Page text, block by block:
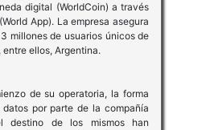
digital (WorldCoin) a través
App). La empresa asegura
millones de usuarios únicos de
entre ellos, Argentina.
de su operatoria, la forma
por parte de la compañía
destino de los mismos han